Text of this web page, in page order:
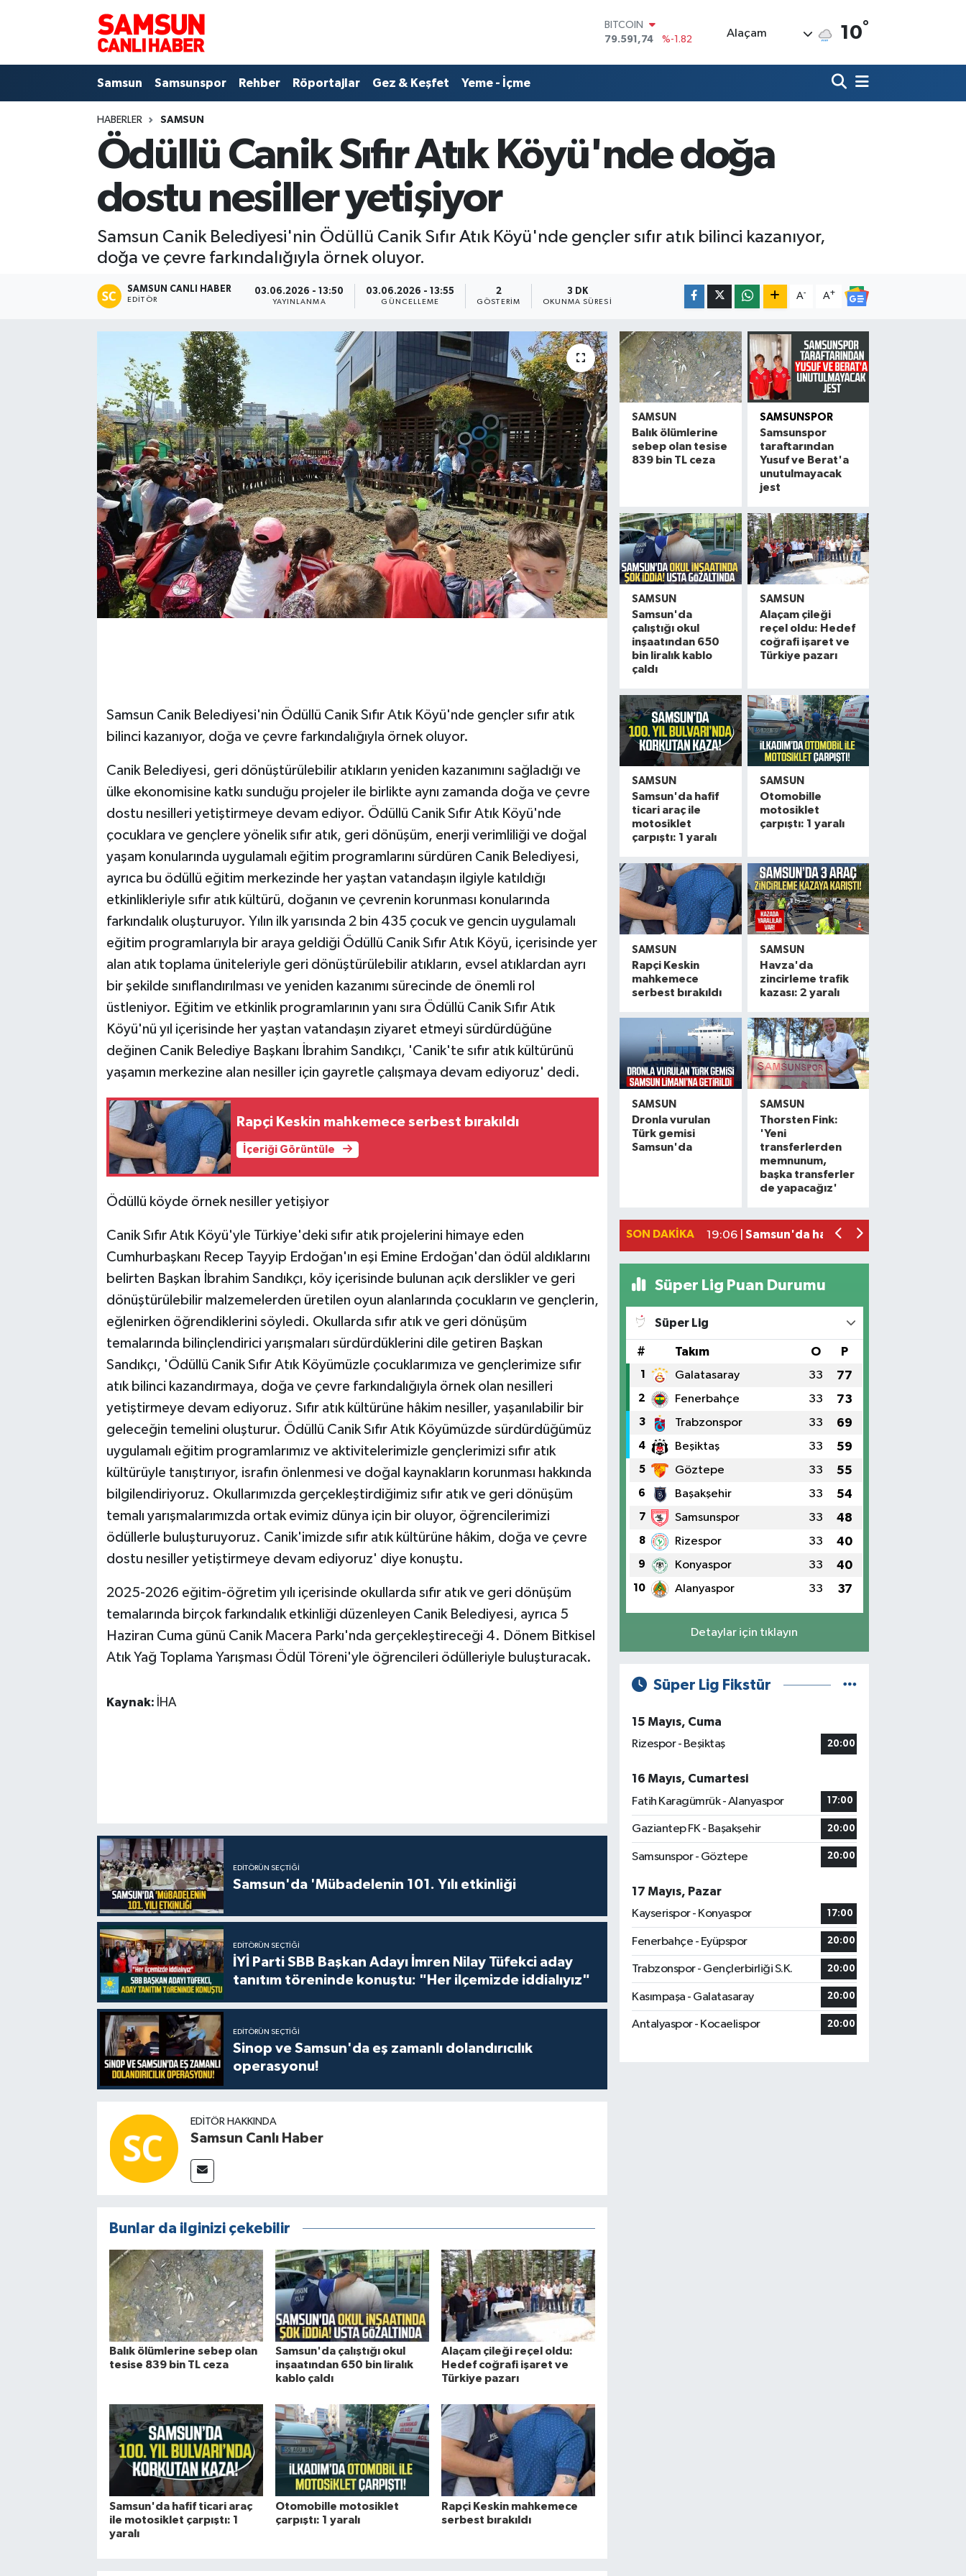
DOLAR
45,43620
%0.02
BİST100
14.598,00
%0
BITCOIN
Alaçam 10°
Samsun Samsunspor Rehber Röportajlar Gez & Keşfet Yeme - İçme
HABERLER SAMSUN
Ödüllü Canik Sıfır Atık Köyü'nde doğa
dostu nesiller yetişiyor
Samsun Canik Belediyesi'nin Ödüllü Canik Sıfır Atık Köyü'nde gençler sıfır atık bilinci kazanıyor,
doğa ve çevre farkındalığıyla örnek oluyor.
SAMSUN CANLI HABER
EDITÖR
03.06.2026 - 13:50
YAYINLANMA
03.06.2026 - 13:55
GÜNCELLEME
2
GÖSTERIM
3 DK
OKUNMA SÜRESI
A- A+
Samsun Canik Belediyesi'nin Ödüllü Canik Sıfır Atık Köyü'nde gençler sıfır atık
bilinci kazanıyor, doğa ve çevre farkındalığıyla örnek oluyor.
Canik Belediyesi, geri dönüştürülebilir atıkların yeniden kazanımını sağladığı ve
ülke ekonomisine katkı sunduğu projeler ile birlikte aynı zamanda doğa ve çevre
dostu nesilleri yetiştirmeye devam ediyor. Ödüllü Canik Sıfır Atık Köyü'nde
çocuklara ve gençlere yönelik sıfır atık, geri dönüşüm, enerji verimliliği ve doğal
yaşam konularında uygulamalı eğitim programlarını sürdüren Canik Belediyesi,
ayrıca bu ödüllü eğitim merkezinde her yaştan vatandaşın ilgiyle katıldığı
etkinlikleriyle sıfır atık kültürü, doğanın ve çevrenin korunması konularında
farkındalık oluşturuyor. Yılın ilk yarısında 2 bin 435 çocuk ve gencin uygulamalı
eğitim programlarıyla bir araya geldiği Ödüllü Canik Sıfır Atık Köyü, içerisinde yer
alan atık toplama üniteleriyle geri dönüştürülebilir atıkların, evsel atıklardan ayrı
bir şekilde sınıflandırılması ve yeniden kazanımı sürecinde de önemli rol
üstleniyor. Eğitim ve etkinlik programlarının yanı sıra Ödüllü Canik Sıfır Atık
Köyü'nü yıl içerisinde her yaştan vatandaşın ziyaret etmeyi sürdürdüğüne
değinen Canik Belediye Başkanı İbrahim Sandıkçı, 'Canik'te sıfır atık kültürünü
yaşamın merkezine alan nesiller için gayretle çalışmaya devam ediyoruz' dedi.
Rapçi Keskin mahkemece serbest bırakıldı
İçeriği Görüntüle
Ödüllü köyde örnek nesiller yetişiyor
Canik Sıfır Atık Köyü'yle Türkiye'deki sıfır atık projelerini himaye eden
Cumhurbaşkanı Recep Tayyip Erdoğan'ın eşi Emine Erdoğan'dan ödül aldıklarını
belirten Başkan İbrahim Sandıkçı, köy içerisinde bulunan açık derslikler ve geri
dönüştürülebilir malzemelerden üretilen oyun alanlarında çocukların ve gençlerin,
eğlenirken öğrendiklerini söyledi. Okullarda sıfır atık ve geri dönüşüm
temalarında bilinçlendirici yarışmaları sürdürdüklerini dile getiren Başkan
Sandıkçı, 'Ödüllü Canik Sıfır Atık Köyümüzle çocuklarımıza ve gençlerimize sıfır
atık bilinci kazandırmaya, doğa ve çevre farkındalığıyla örnek olan nesilleri
yetiştirmeye devam ediyoruz. Sıfır atık kültürüne hâkim nesiller, yaşanılabilir bir
geleceğin temelini oluşturur. Ödüllü Canik Sıfır Atık Köyümüzde sürdürdüğümüz
uygulamalı eğitim programlarımız ve aktivitelerimizle gençlerimizi sıfır atık
kültürüyle tanıştırıyor, israfın önlenmesi ve doğal kaynakların korunması hakkında
bilgilendiriyoruz. Okullarımızda gerçekleştirdiğimiz sıfır atık ve geri dönüşüm
temalı yarışmalarımızda ortak evimiz dünya için bir oluyor, öğrencilerimizi
ödüllerle buluşturuyoruz. Canik'imizde sıfır atık kültürüne hâkim, doğa ve çevre
dostu nesiller yetiştirmeye devam ediyoruz' diye konuştu.
2025-2026 eğitim-öğretim yılı içerisinde okullarda sıfır atık ve geri dönüşüm
temalarında birçok farkındalık etkinliği düzenleyen Canik Belediyesi, ayrıca 5
Haziran Cuma günü Canik Macera Parkı'nda gerçekleştireceği 4. Dönem Bitkisel
Atık Yağ Toplama Yarışması Ödül Töreni'yle öğrencileri ödülleriyle buluşturacak.
Kaynak: İHA
EDITÖRÜN SEÇTIĞI
Samsun'da 'Mübadelenin 101. Yılı etkinliği
EDITÖRÜN SEÇTIĞI
İYİ Parti SBB Başkan Adayı İmren Nilay Tüfekci aday
tanıtım töreninde konuştu: "Her ilçemizde iddialıyız"
EDITÖRÜN SEÇTIĞI
Sinop ve Samsun'da eş zamanlı dolandırıcılık
operasyonu!
EDITÖR HAKKINDA
Samsun Canlı Haber
Bunlar da ilginizi çekebilir
Balık ölümlerine sebep olan
tesise 839 bin TL ceza
Samsun'da çalıştığı okul
inşaatından 650 bin liralık
kablo çaldı
Alaçam çileği reçel oldu:
Hedef coğrafi işaret ve
Türkiye pazarı
Samsun'da hafif ticari araç
ile motosiklet çarpıştı: 1
yaralı
Otomobille motosiklet
çarpıştı: 1 yaralı
Rapçi Keskin mahkemece
serbest bırakıldı
SAMSUN
Balık ölümlerine
sebep olan tesise
839 bin TL ceza
SAMSUNSPOR
Samsunspor
taraftarından
Yusuf ve Berat'a
unutulmayacak
jest
SAMSUN
Samsun'da
çalıştığı okul
inşaatından 650
bin liralık kablo
çaldı
SAMSUN
Alaçam çileği
reçel oldu: Hedef
coğrafi işaret ve
Türkiye pazarı
SAMSUN
Samsun'da hafif
ticari araç ile
motosiklet
çarpıştı: 1 yaralı
SAMSUN
Otomobille
motosiklet
çarpıştı: 1 yaralı
SAMSUN
Rapçi Keskin
mahkemece
serbest bırakıldı
SAMSUN
Havza'da
zincirleme trafik
kazası: 2 yaralı
SAMSUN
Dronla vurulan
Türk gemisi
Samsun'da
SAMSUN
Thorsten Fink:
'Yeni
transferlerden
memnunum,
başka transferler
de yapacağız'
SON DAKIKA
Balık ölümlerine sebep olan tesise
Samsunspor taraftarından Yusuf ve
Samsun'da çalıştığı okul
19:06 | Samsun'da hafif ticari araç ile
Süper Lig Puan Durumu
Süper Lig
# Takım O P
1 Galatasaray 33 77
2 Fenerbahçe 33 73
3 Trabzonspor 33 69
4 Beşiktaş 33 59
5 Göztepe 33 55
6 Başakşehir 33 54
7 Samsunspor 33 48
8 Rizespor 33 40
9 Konyaspor 33 40
10 Alanyaspor 33 37
Detaylar için tıklayın
Süper Lig Fikstür
15 Mayıs, Cuma
Rizespor - Beşiktaş
20:00
16 Mayıs, Cumartesi
Fatih Karagümrük - Alanyaspor
17:00
Gaziantep FK - Başakşehir 20:00
Samsunspor - Göztepe 20:00
17 Mayıs, Pazar
Kayserispor - Konyaspor
17:00
Fenerbahçe - Eyüpspor 20:00
Trabzonspor - Gençlerbirliği S.K. 20:00
Kasımpaşa - Galatasaray 20:00
Antalyaspor - Kocaelispor 20:00
Samsunspor
Samsun Nöbetçi Eczaneler
Samsun Hava Durumu
Samsun Trafik Yoğunluk Haritası
Süper Lig Puan Durumu ve Fikstür
Tüm Manşetler
Haber Arşivi